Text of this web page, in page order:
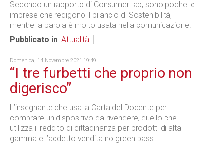
Secondo un rapporto di ConsumerLab, sono poche le
imprese che redigono il bilancio di Sostenibilità,
mentre la parola è molto usata nella comunicazione.
Pubblicato in Attualità
Domenica, 14 Novembre 2021 19:49
“I tre furbetti che proprio non
digerisco”
L’insegnante che usa la Carta del Docente per
comprare un dispositivo da rivendere, quello che
utilizza il reddito di cittadinanza per prodotti di alta
gamma e l’addetto vendita no green pass.